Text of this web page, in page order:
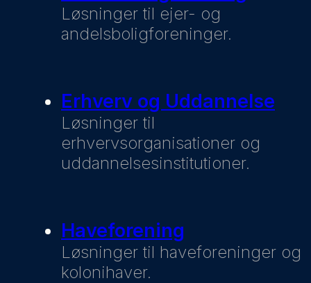
Løsninger til ejer- og
andelsboligforeninger.
Erhverv og Uddannelse
Løsninger til
erhvervsorganisationer og
uddannelsesinstitutioner.
Haveforening
Løsninger til haveforeninger og
kolonihaver.